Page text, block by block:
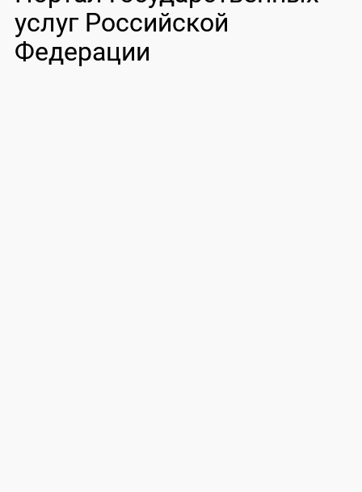
услуг Российской
Федерации